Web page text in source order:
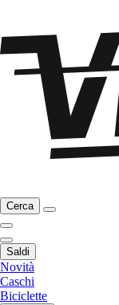
Cerca
Saldi
Novità
Caschi
Biciclette